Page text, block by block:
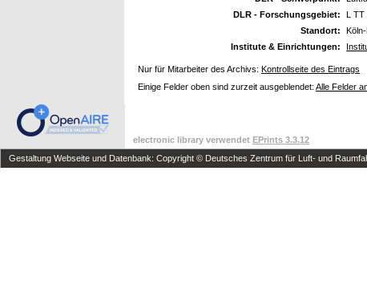
DLR - Forschungsgebiet:
L TT
Standort:
Institute & Einrichtungen:
Nur für Mitarbeiter des Archivs: Kontrollseite des Eintrags
Einige Felder oben sind zurzeit ausgeblendet: Alle Felder
electronic library verwendet EPrints 3.3.12
Gestaltung Webseite und Datenbank: Copyright © Deutsches Zentrum für Luft- und